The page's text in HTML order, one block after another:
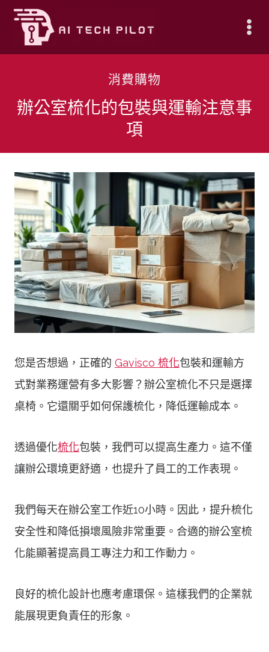
Skip
content
消費購物
辦公室梳化的包裝與運輸注意事
項
您是否想過，正確的 Gavisco 梳化包裝和運輸方
式對業務運營有多大影響？辦公室梳化不只是選擇
桌椅。它還關乎如何保護梳化，降低運輸成本。
透過優化梳化包裝，我們可以提高生產力。這不僅
讓辦公環境更舒適，也提升了員工的工作表現。
我們每天在辦公室工作近10小時。因此，提升梳化
安全性和降低損壞風險非常重要。合適的辦公室梳
化能顯著提高員工專注力和工作動力。
良好的梳化設計也應考慮環保。這樣我們的企業就
能展現更負責任的形象。